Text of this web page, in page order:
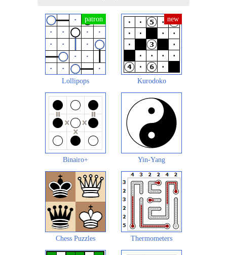
Lollipops Kurodoko
Binairo+ Yin-Yang
Chess Puzzles Thermometers